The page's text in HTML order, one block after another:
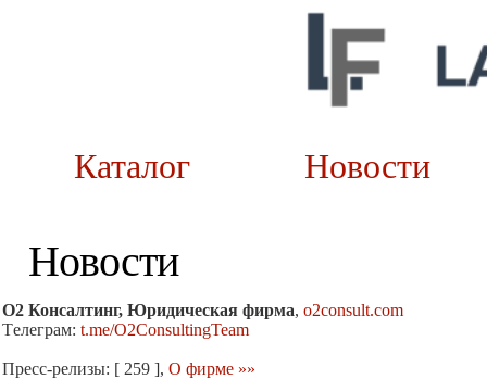
Каталог
Новости
О2 Консалтинг, Юридическая фирма, o2consult.com
Tелеграм: t.me/O2ConsultingTeam
Пресс-релизы: [ 259 ], О фирме »»